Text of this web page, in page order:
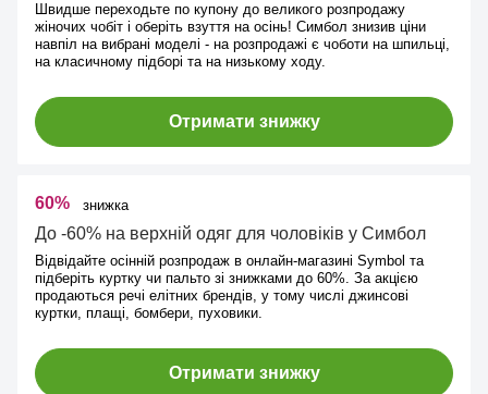
Швидше переходьте по купону до великого розпродажу
жіночих чобіт і оберіть взуття на осінь! Симбол знизив ціни
навпіл на вибрані моделі - на розпродажі є чоботи на шпильці,
на класичному підборі та на низькому ходу.
Отримати знижку
60% знижка
До -60% на верхній одяг для чоловіків у Симбол
Відвідайте осінній розпродаж в онлайн-магазині Symbol та
підберіть куртку чи пальто зі знижками до 60%. За акцією
продаються речі елітних брендів, у тому числі джинсові
куртки, плащі, бомбери, пуховики.
Отримати знижку